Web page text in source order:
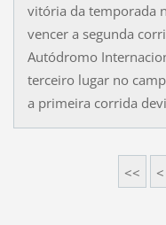
vitória da temporada
vencer a segunda
Autódromo
terceiro lugar no
a primeira corrida
<< <